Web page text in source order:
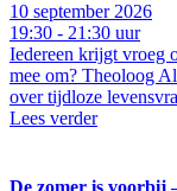
10 september 2026
19:30 - 21:30 uur
Iedereen krijgt vroeg
mee om? Theoloog
over tijdloze
Lees verder
De zomer is voorbij